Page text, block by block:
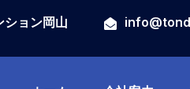
ション岡山